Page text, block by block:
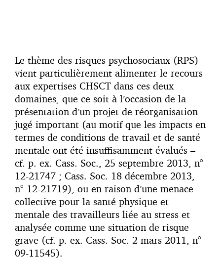
Le thème des risques psychosociaux (RPS)
vient particulièrement alimenter le recours
aux expertises CHSCT dans ces deux
domaines, que ce soit à l’occasion de la
présentation d’un projet de réorganisation
jugé important (au motif que les impacts en
termes de conditions de travail et de santé
mentale ont été insuffisamment évalués –
cf. p. ex. Cass. Soc., 25 septembre 2013, n°
12-21747 ; Cass. Soc. 18 décembre 2013,
n° 12-21719), ou en raison d’une menace
collective pour la santé physique et
mentale des travailleurs liée au stress et
analysée comme une situation de risque
grave (cf. p. ex. Cass. Soc. 2 mars 2011, n°
09-11545).